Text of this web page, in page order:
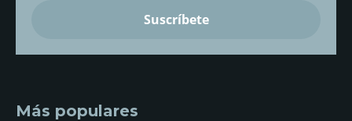
Más populares